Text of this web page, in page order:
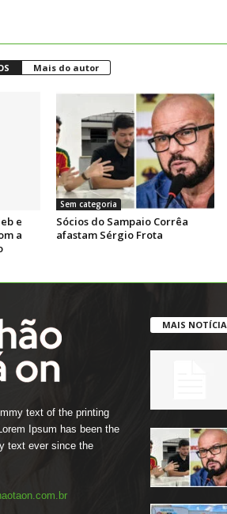
Mais do autor
e
a
Sem categoria
Sócios do Sampaio Corrêa
afastam Sérgio Frota
text of the printing
Ipsum has been the
text ever since the
MAIS